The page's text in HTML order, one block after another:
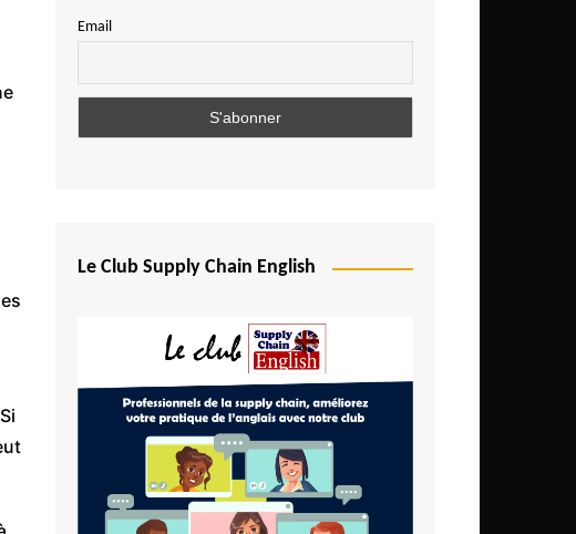
Email
Le Club Supply Chain English